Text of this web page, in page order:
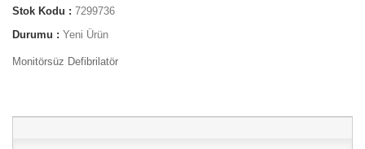
Stok Kodu : 7299736
Durumu : Yeni Ürün
Monitörsüz Defibrilatör